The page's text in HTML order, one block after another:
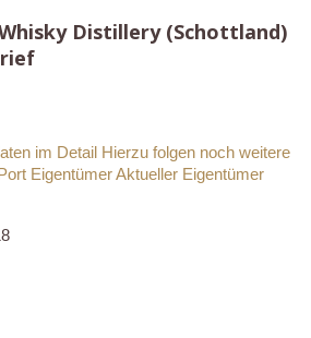
Distillery (Schottland)
im Detail Hierzu folgen noch weitere
Eigentümer Aktueller Eigentümer